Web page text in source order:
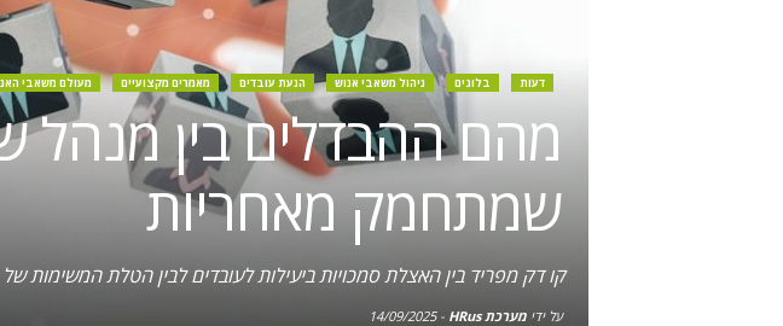
דעות בלוגים ניהול משאבי אנוש הנעת עובדים מאמרים מקצועיים מעולם משאבי
מהם ההבדלים בין מנהל
שמתחמק מאחריות
קו דק מפריד בין האצלת סמכויות ביעילות לעובדים לבין הטלת המשימות
על ידימערכת HRus -
14/09/2025